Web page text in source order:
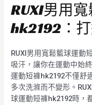
RUXI男用
hk2192：
RUXI男用寬鬆籃球運動
吸汗，讓你在運動中始
運動短褲hk2192不僅舒
多次洗滌而不變形。
球運動短褲hk2192時，